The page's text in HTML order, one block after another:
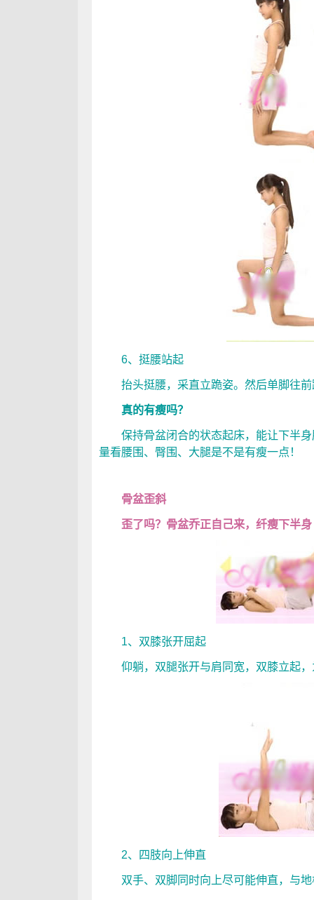
6、挺腰站起
抬头挺腰，采直立跪姿。然后单脚往前
真的有瘦吗？
保持骨盆闭合的状态起床，能让下半身
量看腰围、臀围、大腿是不是有瘦一点！
骨盆歪斜
歪了吗？骨盆乔正自己来，纤瘦下半身
1、双膝张开屈起
仰躺，双腿张开与肩同宽，双膝立起，
2、四肢向上伸直
双手、双脚同时向上尽可能伸直，与地